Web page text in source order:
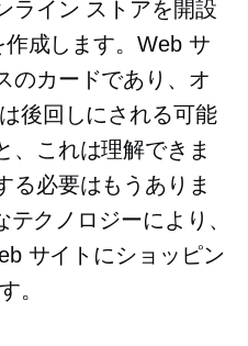
ライン ストアを開設
成します。Web サ
のカードであり、オ
後回しにされる可能
、これは理解できま
る必要はもうありま
クノロジーにより、
サイトにショッピン
。